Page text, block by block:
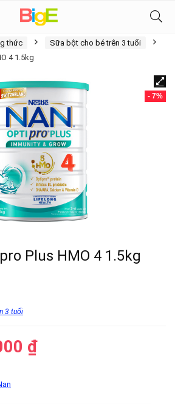
thức
Sữa bột cho bé trên 3 tuổi
4 1.5kg
- 7%
Plus HMO 4 1.5kg
3 tuổi
₫